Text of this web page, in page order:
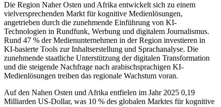
Die Region Naher Osten und Afrika entwickelt sich zu einem
vielversprechenden Markt für kognitive Medienlösungen,
angetrieben durch die zunehmende Einführung von KI-
Technologien in Rundfunk, Werbung und digitalem Journalismus.
Rund 47 % der Medienunternehmen in der Region investieren in
KI-basierte Tools zur Inhaltserstellung und Sprachanalyse. Die
zunehmende staatliche Unterstützung der digitalen Transformation
und die steigende Nachfrage nach arabischsprachigen KI-
Medienlösungen treiben das regionale Wachstum voran.
Auf den Nahen Osten und Afrika entfielen im Jahr 2025 0,19
Milliarden US-Dollar, was 10 % des globalen Marktes für kognitive